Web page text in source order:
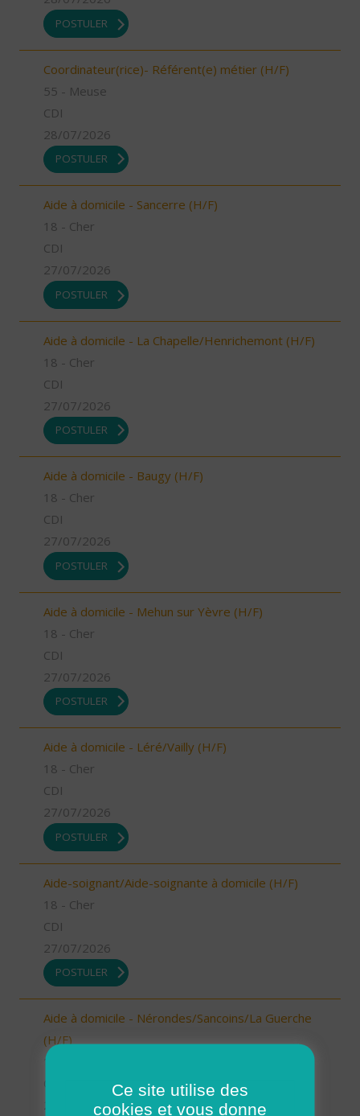
POSTULER
Coordinateur(rice)- Référent(e) métier (H/F)
55 - Meuse
CDI
28/07/2026
POSTULER
Aide à domicile - Sancerre (H/F)
18 - Cher
CDI
27/07/2026
POSTULER
Aide à domicile - La Chapelle/Henrichemont (H/F)
18 - Cher
CDI
27/07/2026
POSTULER
Aide à domicile - Baugy (H/F)
18 - Cher
CDI
27/07/2026
POSTULER
Aide à domicile - Mehun sur Yèvre (H/F)
18 - Cher
CDI
27/07/2026
POSTULER
Aide à domicile - Léré/Vailly (H/F)
18 - Cher
CDI
27/07/2026
POSTULER
Aide-soignant/Aide-soignante à domicile (H/F)
18 - Cher
CDI
27/07/2026
POSTULER
Aide à domicile - Nérondes/Sancoins/La Guerche
(H/F)
18 - Cher
27/07/2026
Ce site utilise des
cookies et vous donne